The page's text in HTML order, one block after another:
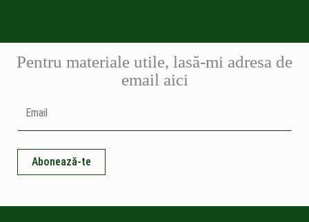
Pentru materiale utile, lasă-mi adresa de
email aici